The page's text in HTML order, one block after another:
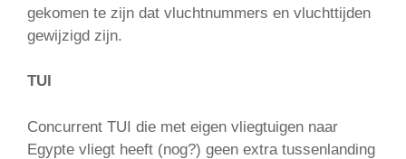
gekomen te zijn dat vluchtnummers en vluchttijden
gewijzigd zijn.
TUI
Concurrent TUI die met eigen vliegtuigen naar
Egypte vliegt heeft (nog?) geen extra tussenlanding